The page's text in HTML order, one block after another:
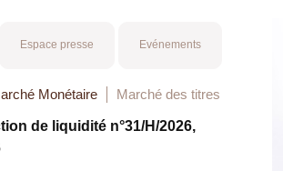
Espace presse Evénements
Monétaire Marché des titres
de liquidité n°31/H/2026,